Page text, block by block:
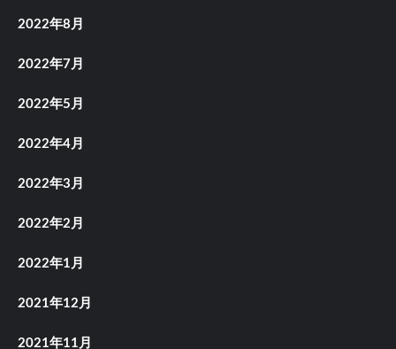
2022年8月
2022年7月
2022年5月
2022年4月
2022年3月
2022年2月
2022年1月
2021年12月
2021年11月